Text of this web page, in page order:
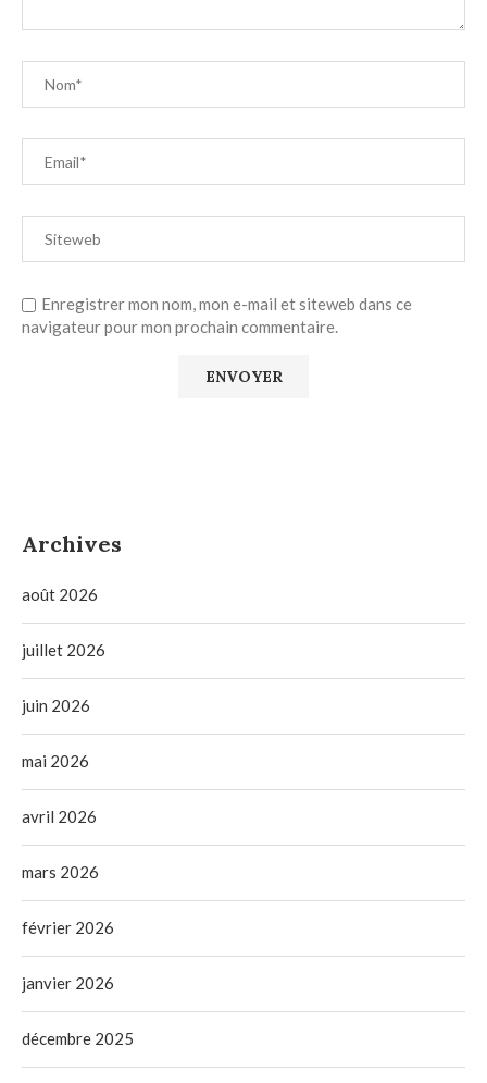
Enregistrer mon nom, mon e-mail et siteweb dans ce
navigateur pour mon prochain commentaire.
Archives
août 2026
juillet 2026
juin 2026
mai 2026
avril 2026
mars 2026
février 2026
janvier 2026
décembre 2025